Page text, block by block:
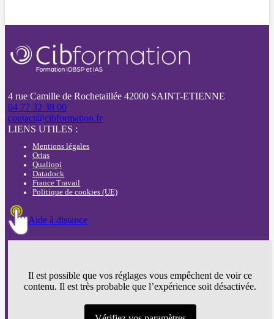
4 rue Camille de Rochetaillée 42000 SAINT-ETIENNE
04 77 32 38 00
contact@cibformation.fr
LIENS UTILES :
Mentions légales
Orias
Qualiopi
Datadock
France Travail
Politique de cookies (UE)
Aide à distance
Il est possible que vos réglages vous empêchent de voir ce
contenu. Il est très probable que l’expérience soit désactivée.